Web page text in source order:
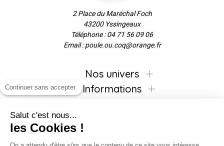
2 Place du Maréchal Foch
43200 Yssingeaux
Téléphone : 04 71 56 09 06
Email : poule.ou.coq@orange.fr
Nos univers
Informations
Inscrivez-vous à la newsletter !
Continuer sans accepter
Salut c'est nous...
les Cookies !